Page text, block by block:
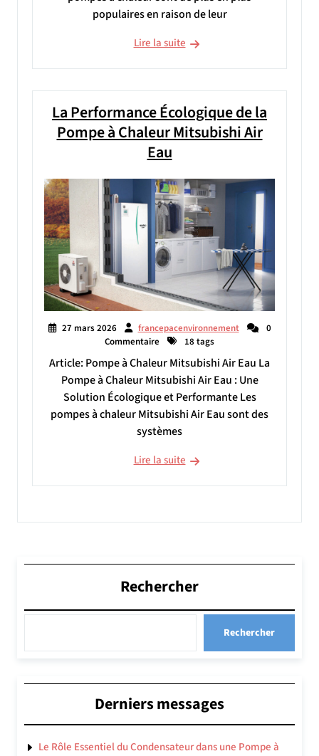
populaires en raison de leur
Lire la suite
La Performance Écologique de la
Pompe à Chaleur Mitsubishi Air
Eau
27 mars 2026 francepacenvironnement
0
Commentaire
18 tags
Article: Pompe à Chaleur Mitsubishi Air Eau La
Pompe à Chaleur Mitsubishi Air Eau : Une
Solution Écologique et Performante Les
pompes à chaleur Mitsubishi Air Eau sont des
systèmes
Lire la suite
Rechercher
Rechercher
Derniers messages
Le Rôle Essentiel du Condensateur dans une Pompe à